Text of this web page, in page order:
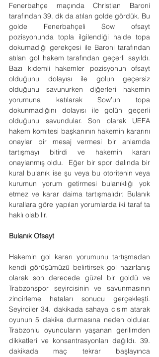
Fenerbahçe maçında Christian Baroni
tarafından 39. dk da atılan golde gördük. Bu
golde Fenerbahçeli Sow ofsayt
pozisyonunda topla ilgilendiği halde topa
dokumadığı gerekçesi ile Baroni tarafından
atılan gol hakem tarafından geçerli sayıldı.
Bazı kıdemli hakemler pozisyonun ofsayt
olduğunu dolayısı ile golun geçersiz
olduğunu savunurken diğerleri hakemin
yorumuna katılarak Sow’un topa
dokunmadığını dolayısı ile golün geçerli
olduğunu savundular. Son olarak UEFA
hakem komitesi başkanının hakemin kararını
onaylar bir mesaj vermesi bir anlamda
tartışmayı bitirdi ve hakemin kararı
onaylanmış oldu.  Eğer bir spor dalında bir
kural bulanık ise şu veya bu otoritenin veya
kurumun yorum getirmesi bulanıklığı yok
etmez ve karar daima tartışmalıdır. Bulanık
kurallara göre yapılan yorumlarda iki taraf ta
haklı olabilir.
Bulanık Ofsayt
Hakemin gol kararı yorumunu tartışmadan
kendi görüşümüzü belirtirsek gol hazırlanış
olarak son derecede güzel bir goldü ve
Trabzonspor seyircisinin ve savunmasının
zincirleme hataları sonucu gerçekleşti.
Seyirciler 34. dakikada sahaya cisim atarak
oyunun 5 dakika durmasına neden oldular.
Trabzonlu oyuncuların yaşanan gerilimden
dikkatleri ve konsantrasyonları dağıldı. 39.
dakikada maç tekrar başlayınca